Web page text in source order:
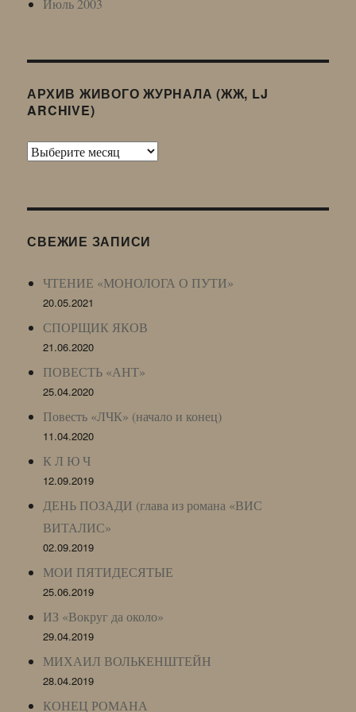
Июль 2003
АРХИВ ЖИВОГО ЖУРНАЛА (ЖЖ, LJ
ARCHIVE)
Архив
LJ
СВЕЖИЕ ЗАПИСИ
ЧТЕНИЕ «МОНОЛОГА О ПУТИ»
20.05.2021
СПОРЩИК ЯКОВ
21.06.2020
ПОВЕСТЬ «АНТ»
25.04.2020
Повесть «ЛЧК» (начало и конец)
11.04.2020
К Л Ю Ч
12.09.2019
ДЕНЬ ПОЗАДИ (глава из романа «ВИС
ВИТАЛИС»
02.09.2019
МОИ ПЯТИДЕСЯТЫЕ
25.06.2019
ИЗ «Вокруг да около»
29.04.2019
МИХАИЛ ВОЛЬКЕНШТЕЙН
28.04.2019
КОНЕЦ РОМАНА